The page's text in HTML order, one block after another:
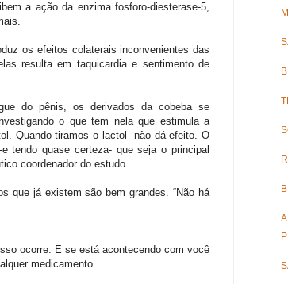
a ação da enzima fosforo-diesterase-5,
os efeitos colaterais inconvenientes das
resulta em taquicardia e sentimento de
do pênis, os derivados da cobeba se
o que tem nela que estimula a
Quando tiramos o lactol não dá efeito. O
tendo quase certeza- que seja o principal
coordenador do estudo.
que já existem são bem grandes. “Não há
ocorre. E se está acontecendo com você
medicamento.